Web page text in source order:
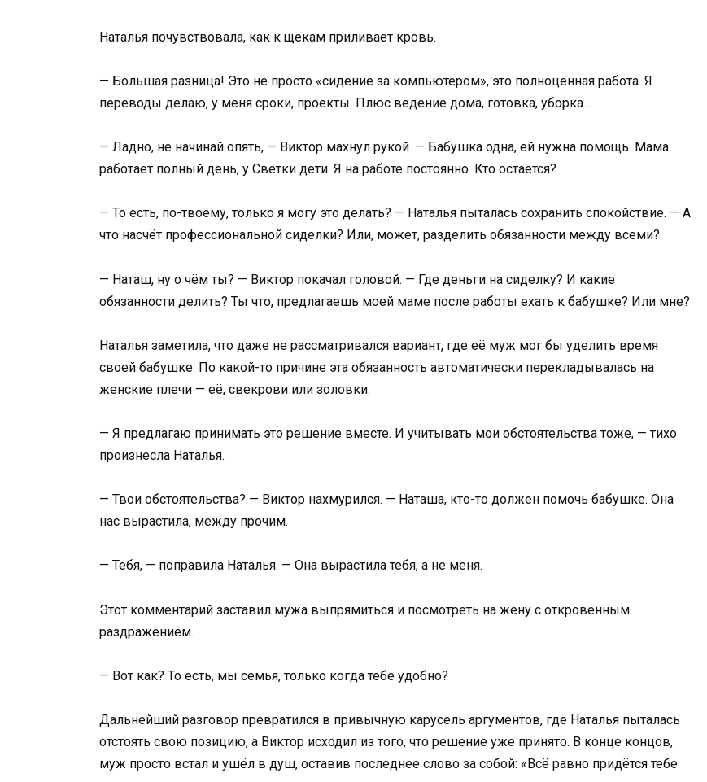
Наталья почувствовала, как к щекам приливает кровь.
— Большая разница! Это не просто «сидение за компьютером», это полноценная работа. Я
переводы делаю, у меня сроки, проекты. Плюс ведение дома, готовка, уборка…
— Ладно, не начинай опять, — Виктор махнул рукой. — Бабушка одна, ей нужна помощь. Мама
работает полный день, у Светки дети. Я на работе постоянно. Кто остаётся?
— То есть, по-твоему, только я могу это делать? — Наталья пыталась сохранить спокойствие. — А
что насчёт профессиональной сиделки? Или, может, разделить обязанности между всеми?
— Наташ, ну о чём ты? — Виктор покачал головой. — Где деньги на сиделку? И какие
обязанности делить? Ты что, предлагаешь моей маме после работы ехать к бабушке? Или мне?
Наталья заметила, что даже не рассматривался вариант, где её муж мог бы уделить время
своей бабушке. По какой-то причине эта обязанность автоматически перекладывалась на
женские плечи — её, свекрови или золовки.
— Я предлагаю принимать это решение вместе. И учитывать мои обстоятельства тоже, — тихо
произнесла Наталья.
— Твои обстоятельства? — Виктор нахмурился. — Наташа, кто-то должен помочь бабушке. Она
нас вырастила, между прочим.
— Тебя, — поправила Наталья. — Она вырастила тебя, а не меня.
Этот комментарий заставил мужа выпрямиться и посмотреть на жену с откровенным
раздражением.
— Вот как? То есть, мы семья, только когда тебе удобно?
Дальнейший разговор превратился в привычную карусель аргументов, где Наталья пыталась
отстоять свою позицию, а Виктор исходил из того, что решение уже принято. В конце концов,
муж просто встал и ушёл в душ, оставив последнее слово за собой: «Всё равно придётся тебе